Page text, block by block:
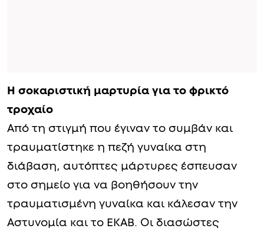
Η σοκαριστική μαρτυρία για το φρικτό
τροχαίο
Από τη στιγμή που έγιναν το συμβάν και
τραυματίστηκε η πεζή γυναίκα στη
διάβαση, αυτόπτες μάρτυρες έσπευσαν
στο σημείο για να βοηθήσουν την
τραυματισμένη γυναίκα και κάλεσαν την
Αστυνομία και το ΕΚΑΒ. Οι διασώστες